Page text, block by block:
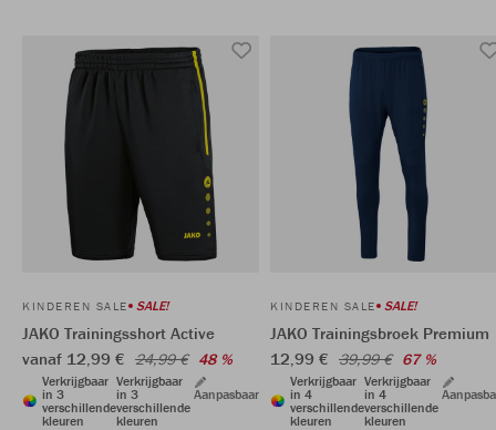
KINDEREN SALE SALE!
JAKO Trainingsshort Active
vanaf 12,99 € 24,99 € 48 %
Verkrijgbaar
in 3
verschillende
kleuren
Verkrijgbaar
in 3
verschillende
kleuren
Aanpasbaar
KINDEREN SALE SALE!
JAKO Trainingsbroek Premium
12,99 € 39,99 € 67 %
Verkrijgbaar
in 4
verschillende
kleuren
Verkrijgbaar
in 4
verschillende
kleuren